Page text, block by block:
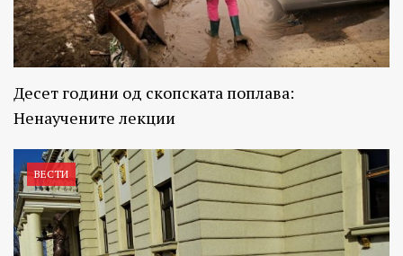
Десет години од скопската поплава:
Ненаучените лекции
ВЕСТИ